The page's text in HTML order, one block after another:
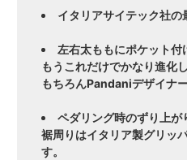
イタリアサイテック社の
左右太ももにポケット付
もうこれだけでかなり進化
もちろんPandaniデザイナ
ペダリング時のずり上が
裾周りはイタリア製グリッ
す。